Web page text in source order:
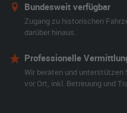
Bundesweit verfügbar
Zugang zu historischen
darüber hinaus.
Professionelle
Wir beraten und unterstützen
vor Ort, inkl. Betreuung und